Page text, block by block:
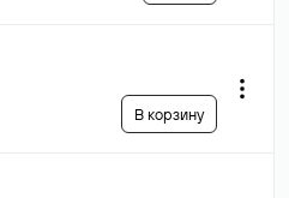
В корзину